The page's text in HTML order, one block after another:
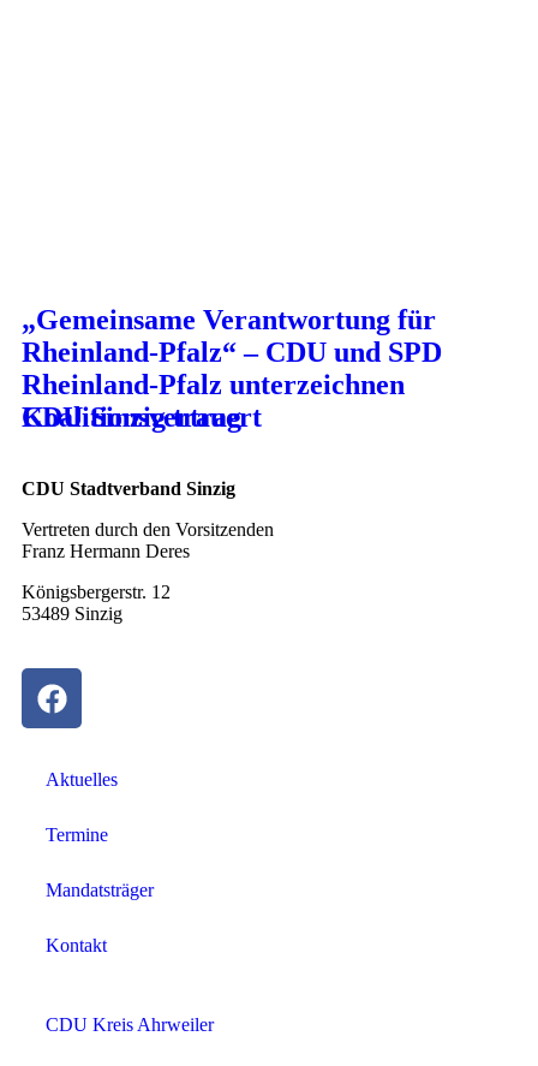
„Gemeinsame Verantwortung für
Rheinland-Pfalz“ – CDU und SPD
Rheinland-Pfalz unterzeichnen
Koalitionsvertrag
CDU Sinzig trauert
CDU Stadtverband Sinzig
Vertreten durch den Vorsitzenden
Franz Hermann Deres
Königsbergerstr. 12
53489 Sinzig
Aktuelles
Termine
Mandatsträger
Kontakt
CDU Kreis Ahrweiler